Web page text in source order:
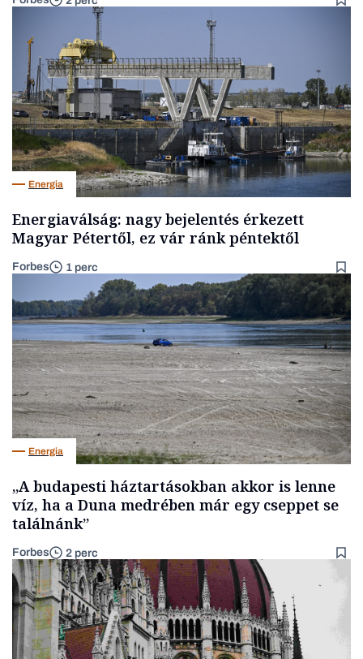
Energia
Energiaválság: nagy bejelentés érkezett
Magyar Pétertől, ez vár ránk péntektől
Forbes 1 perc
Energia
„A budapesti háztartásokban akkor is lenne
víz, ha a Duna medrében már egy cseppet se
találnánk”
Forbes 2 perc